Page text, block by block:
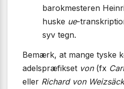
barok­mesteren
huske ue-
syv tegn.
Bemærk, at mange tyske
adelspræfikset von(fx
eller Richard von